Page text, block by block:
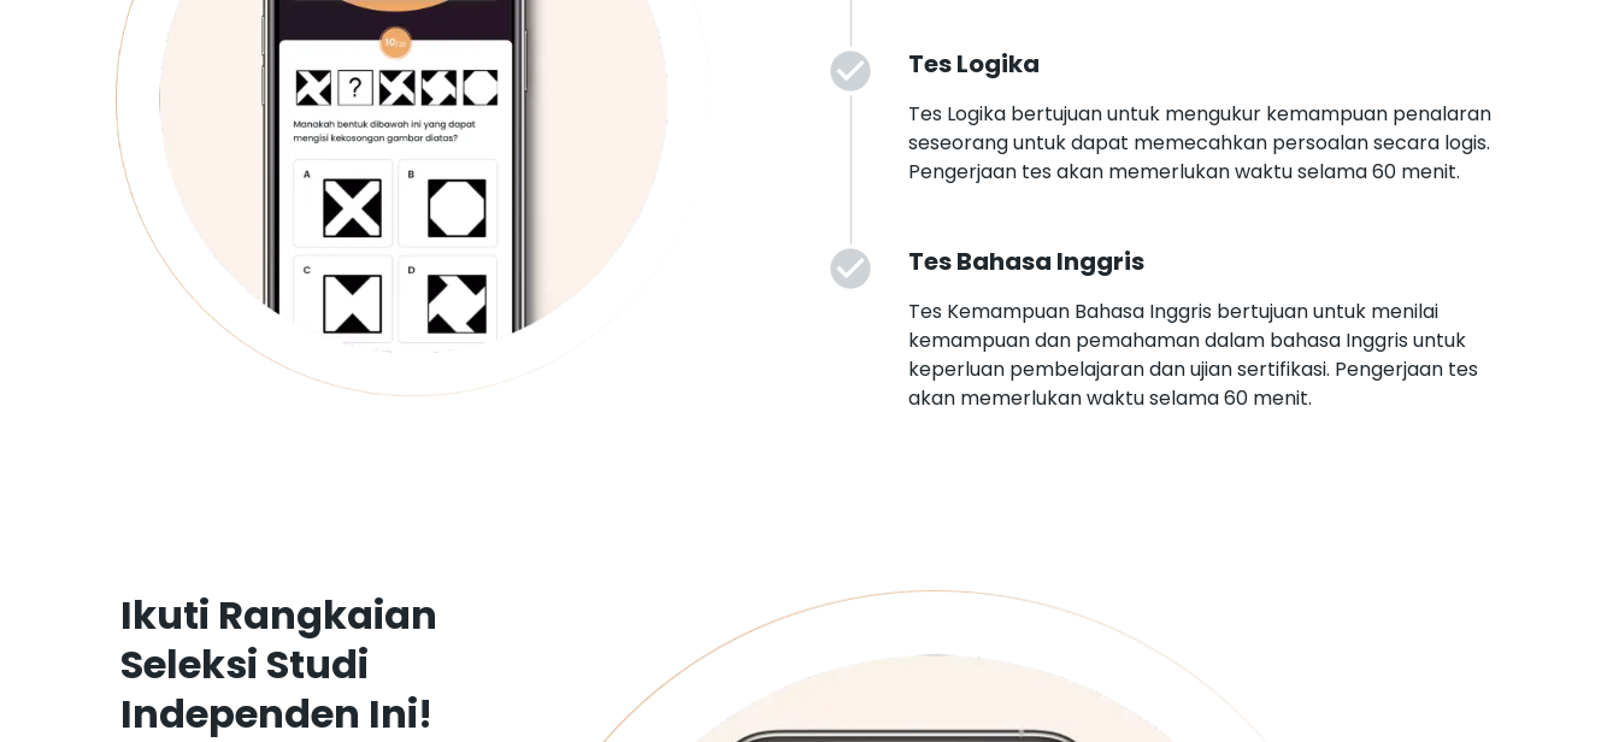
Tes Logika
Tes Logika bertujuan untuk mengukur kemampuan penalaran
seseorang untuk dapat memecahkan persoalan secara logis.
Pengerjaan tes akan memerlukan waktu selama 60 menit.
Tes Bahasa Inggris
Tes Kemampuan Bahasa Inggris bertujuan untuk menilai
kemampuan dan pemahaman dalam bahasa Inggris untuk
keperluan pembelajaran dan ujian sertifikasi. Pengerjaan tes
akan memerlukan waktu selama 60 menit.
Ikuti Rangkaian
Seleksi Studi
Independen Ini!